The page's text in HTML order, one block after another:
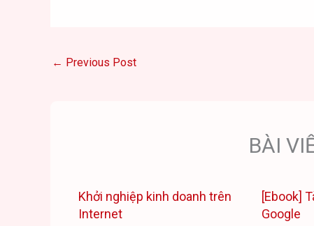
← Previous Post
BÀI
Khởi nghiệp kinh doanh trên
Internet
[Ebook]
Google